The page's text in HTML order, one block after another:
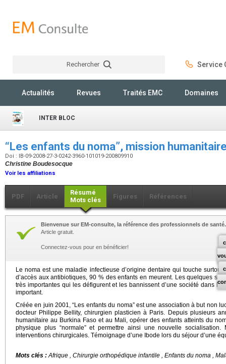
Rechercher Service
Actualités Revues Traités EMC Domaines
INTER BLOC
“Les enfants du noma”, mission
Doi : IB-09-2008-27-3-0242-3960-101019-200809910
Christine Boudesocque
Voir les affiliations
PDF Article
Résumé
Mots clés
Figures Références
Bienvenue sur EM-consulte, la référence des professionnels de santé.
Article gratuit.
Connectez-vous pour en bénéficier!
Le noma est une maladie infectieuse d’origine dentaire qui touche
d’accès aux antibiotiques, 90 % des enfants en meurent. Les quelques
très importantes qui les défigurent et les bannissent d’une société dans
important.
Créée en juin 2001, “Les enfants du noma” est une association à but non
docteur Philippe Bellity, chirurgien plasticien à Paris. Depuis plusieurs
humanitaire au Burkina Faso et au Mali, opérer des enfants atteints du
physique plus “normale” et permettre ainsi une nouvelle
interventions chirurgicales. Témoignage d’une Ibode lors du séjour d’une
Mots clés :Afrique , Chirurgie orthopédique infantile , Enfants du noma ,